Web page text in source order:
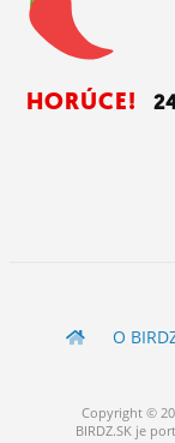
HORÚCE!
O
Copyright ©
BIRDZ.SK je